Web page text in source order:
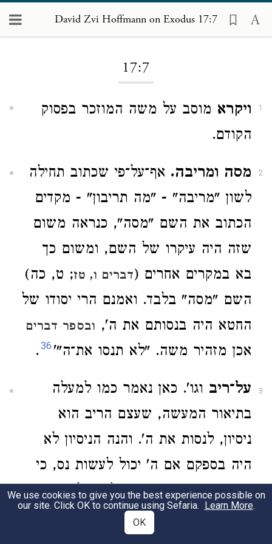
David Zvi Hoffmann on Exodus 17:7
17:7
1 ויקרא מוסב על משה המוזכר בפסוק
הקודם.
2 מסה ומריבה. אף־על־פי שכתוב תחילה
לשון "מריבה" - "מה תריבון" - מקדים
הכתוב את השם "מסה", כנראה משום
שזה היה עיקרו של השם, ומשום כך
בא במקרים אחרים (דברים ו, טז; ט, כה)
השם "מסה" בלבד. ואמנם הרי יסודו של
החטא היה בנסותם את ה', ובספר דברים
אכן מזהיר משה. "לא תנסו את־ה"' 36
.
3 על־ריב וגו'. כאן נאמר כמו למעלה
בתיאור המעשה, שעצם הריב הוא
ניסיון, לנסות את ה'. והנה הניסיון לא
היה בספקם אם ה' יכול לעשות נס, כי
זאת כבד ידעו בני ישראל, אבל ספקם
היה בהשגחת ה' על עמו, שהוא שוכן
We use cookies to give you the best experience possible on
our site. Click OK to continue using Sefaria. Learn More.
OK